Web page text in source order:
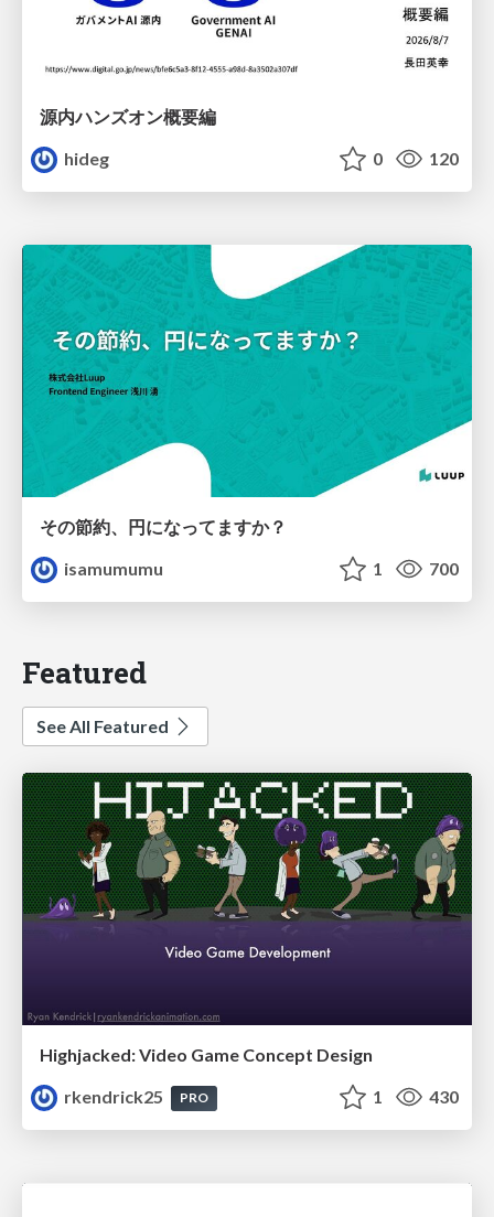
源内ハンズオン概要編
hideg
0 120
その節約、円になってますか？
isamumumu
1 700
Featured
See All Featured
Highjacked: Video Game Concept Design
rkendrick25
PRO 1 430